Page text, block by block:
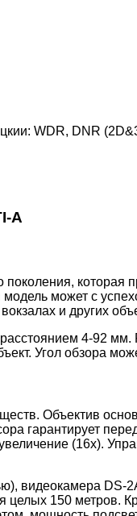
WDR, DNR
A
может с
и других
4-92 мм.
Угол обзора
Объектив
гарантирует
(16х).
видеокамера
целых 150 метров.